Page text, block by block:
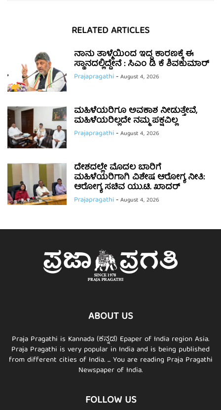
RELATED ARTICLES
ನಾನು ತಾಳ್ಮೆಯಿಂದ ಇದ್ದ ಕಾರಣಕ್ಕೆ ಈ
ಸ್ಥಾನದಲ್ಲಿದ್ದೇನೆ : ಸಿಎಂ ಡಿ ಕೆ ಶಿವಕುಮಾರ್
Prajapragathi-August 4, 2026
ಮಹಿಳೆಯರಿಗೂ ಅವಕಾಶ ನೀಡುತ್ತೇವೆ,
ಮಹಿಳೆಯರಿಲ್ಲದೇ ನಮ್ಮ ಪಕ್ಷವಿಲ್ಲ
Prajapragathi-August 4, 2026
ದೇಶದಲ್ಲೇ ಮೊದಲ ಬಾರಿಗೆ
ಮಹಿಳೆಯರಿಗಾಗಿ ವಿಶೇಷ ಆರೋಗ್ಯ ನೀತಿ:
ಆರೋಗ್ಯ ಸಚಿವ ಯು.ಟಿ. ಖಾದರ್
Prajapragathi-August 4, 2026
ABOUT US
Praja Pragathi is Kannada (ಕನ್ನಡ) Epaper of India region Asia.
Praja Pragathi is very popular in India and is being published
from different cities of India. ... You are reading Praja Pragathi
Newspaper of India.
FOLLOW US